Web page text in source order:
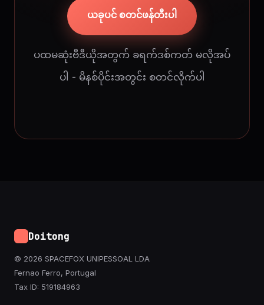
ယခုပင် စတင်ဖန်တီးပါ
ပထမဆုံးဗီဒီယိုအတွက် ခရက်ဒစ်ကတ် မလိုအပ်
ပါ - မိနစ်ပိုင်းအတွင်း စတင်လိုက်ပါ
Doitong
© 2026 SPACEFOX UNIPESSOAL LDA
Fernao Ferro, Portugal
Tax ID: 519184963